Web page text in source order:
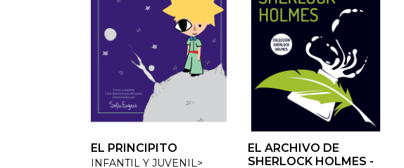
EL PRINCIPITO
INFANTIL Y JUVENIL>
EL ARCHIVO DE
SHERLOCK HOLMES -
EL ARCHIVO DE
SHERLOCK HOLMES -